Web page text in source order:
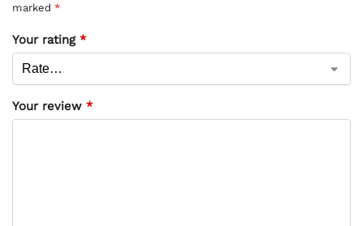
marked *
Your rating *
Your review *